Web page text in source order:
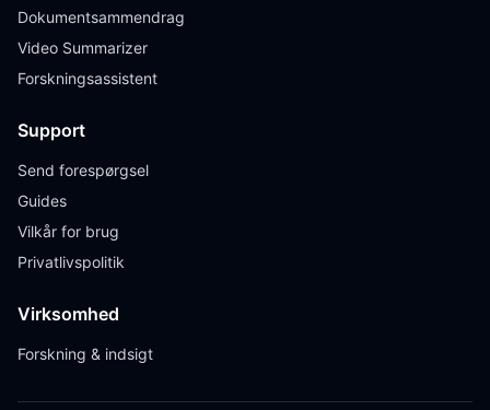
Dokumentsammendrag
Video Summarizer
Forskningsassistent
Support
Send forespørgsel
Guides
Vilkår for brug
Privatlivspolitik
Virksomhed
Forskning & indsigt